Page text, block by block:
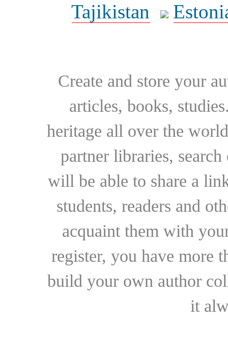
Tajikistan
Create and store your
articles, books,
heritage all over the
partner libraries,
will be able to share a
students, readers and
acquaint them with
register, you have more
build your own author
it